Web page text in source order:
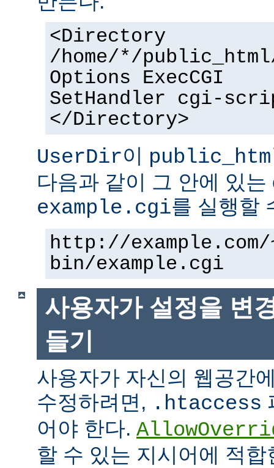
<Directory
/home/*/
Options ExecCGI
SetHandler cgi-
</Directory>
UserDir이
다음과 같이 그 안에 있
example.cgi를 실행할
http://
bin/example.cgi
사용자가 설정을 변
들기
사용자가 자신의 웹공간
수정하려면, .htaccess
어야 한다.
할 수 있는 지시어에 적